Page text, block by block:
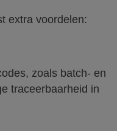
extra voordelen:
zoals batch- en
traceerbaarheid in